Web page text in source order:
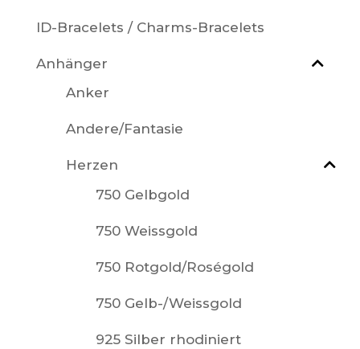
ID-Bracelets / Charms-Bracelets
Anhänger
Anker
Andere/Fantasie
Herzen
750 Gelbgold
750 Weissgold
750 Rotgold/Roségold
750 Gelb-/Weissgold
925 Silber rhodiniert